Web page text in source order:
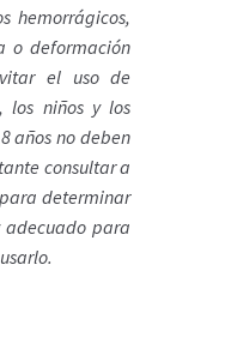
hemorrágicos,
o deformación
el uso de
los niños y los
años no deben
consultar a
determinar
adecuado para